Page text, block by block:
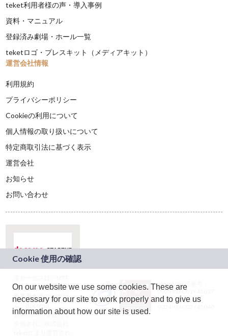
teket利用者様の声・導入事例
資料・マニュアル
登録済み劇場・ホール一覧
teketロゴ・プレスキット（メディアキット）
運営会社情報
利用規約
プライバシーポリシー
Cookieの利用について
個人情報の取り扱いについて
特定商取引法に基づく表示
運営会社
お知らせ
お問い合わせ
ドコモグループの新
規事業創出プログラ
ム「docomo
STARTUP」を通じて
JASRAC許諾番号：
9024936001Y45037
JASRAC許諾番号：
On our website we use some cookies. These are
necessary for our site to work properly and to give us
information about how our site is used.